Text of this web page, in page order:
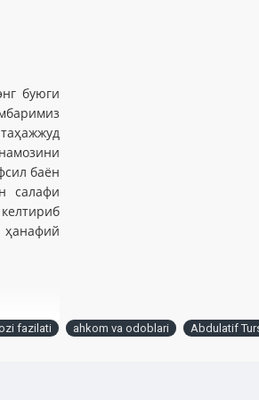
буюги
баён
салафи
ҳанафий
fazilati ahkom va odoblari Abdulatif